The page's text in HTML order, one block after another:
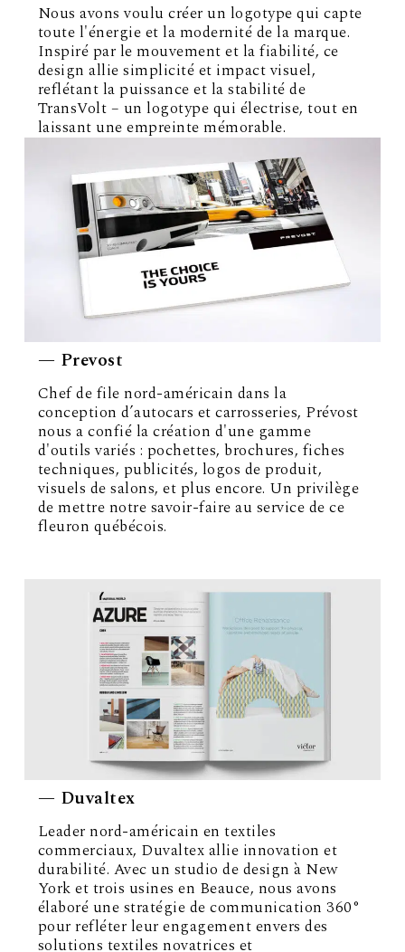
Nous avons voulu créer un logotype qui capte
toute l'énergie et la modernité de la marque.
Inspiré par le mouvement et la fiabilité, ce
design allie simplicité et impact visuel,
reflétant la puissance et la stabilité de
TransVolt – un logotype qui électrise, tout en
laissant une empreinte mémorable.
— Prevost
Chef de file nord-américain dans la
conception d’autocars et carrosseries, Prévost
nous a confié la création d'une gamme
d'outils variés : pochettes, brochures, fiches
techniques, publicités, logos de produit,
visuels de salons, et plus encore. Un privilège
de mettre notre savoir-faire au service de ce
fleuron québécois.
— Duvaltex
Leader nord-américain en textiles
commerciaux, Duvaltex allie innovation et
durabilité. Avec un studio de design à New
York et trois usines en Beauce, nous avons
élaboré une stratégie de communication 360°
pour refléter leur engagement envers des
solutions textiles novatrices et